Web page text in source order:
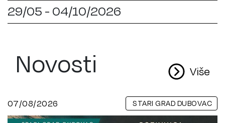
29/05 - 04/10/2026
Novosti Više
07/08/2026 STARI GRAD DUBOVAC